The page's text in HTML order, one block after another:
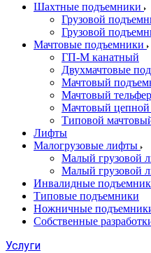
Шахтные подъемники
Грузовой
Грузовой
Мачтовые подъемники
ГП-М канатный
Двухмачтовые
Мачтовый
Мачтовый
Мачтовый
Типовой
Лифты
Малогрузовые лифты
Малый грузовой
Малый грузовой
Инвалидные
Типовые подъемники
Ножничные
Собственные
Услуги